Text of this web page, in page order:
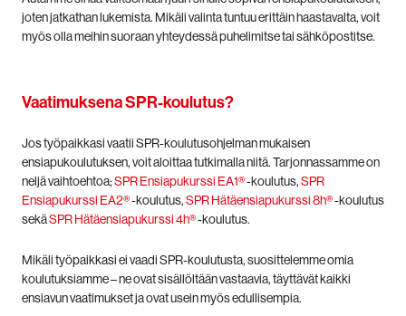
joten jatkathan lukemista. Mikäli valinta tuntuu erittäin haastavalta, voit
myös olla meihin suoraan yhteydessä puhelimitse tai sähköpostitse.
Vaatimuksena SPR-koulutus?
Jos työpaikkasi vaatii SPR-koulutusohjelman mukaisen
ensiapukoulutuksen, voit aloittaa tutkimalla niitä. Tarjonnassamme on
neljä vaihtoehtoa;SPR Ensiapukurssi EA1®-koulutus,SPR
Ensiapukurssi EA2®-koulutus,SPR Hätäensiapukurssi 8h®-koulutus
sekäSPR Hätäensiapukurssi 4h®-koulutus.
Mikäli työpaikkasi ei vaadi SPR-koulutusta, suosittelemme omia
koulutuksiamme – ne ovat sisällöltään vastaavia, täyttävät kaikki
ensiavun vaatimukset ja ovat usein myös edullisempia.